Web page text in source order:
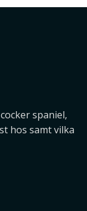
spaniel,
hos samt vilka